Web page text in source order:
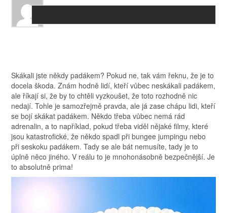
Skákali jste někdy padákem? Pokud ne, tak vám řeknu, že je to
docela škoda. Znám hodně lidí, kteří vůbec neskákali padákem,
ale říkají si, že by to chtěli vyzkoušet, že toto rozhodně nic
nedají. Tohle je samozřejmě pravda, ale já zase chápu lidi, kteří
se bojí skákat padákem. Někdo třeba vůbec nemá rád
adrenalin, a to například, pokud třeba viděl nějaké filmy, které
jsou katastrofické, že někdo spadl při bungee jumpingu nebo
při seskoku padákem. Tady se ale bát nemusíte, tady je to
úplně něco jiného. V reálu to je mnohonásobně bezpečnější. Je
to absolutně prima!